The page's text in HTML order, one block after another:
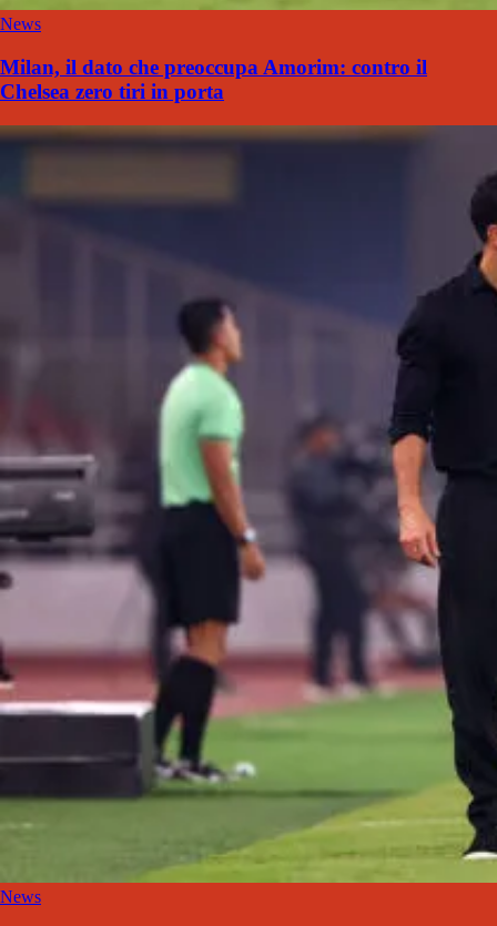
News
Milan, il dato che preoccupa Amorim: contro il
Chelsea zero tiri in porta
News